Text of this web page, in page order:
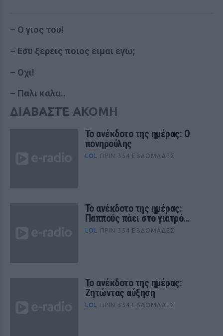
– Ο γιος του!
– Εσυ ξερεις ποιος ειμαι εγω;
– Οχι!
– Παλι καλα..
ΔΙΑΒΑΣΤΕ ΑΚΟΜΗ
Το ανέκδοτο της ημέρας: Ο
πονηρούλης
LOL ΠΡΙΝ 354 ΕΒΔΟΜΆΔΕΣ
Το ανέκδοτο της ημέρας:
Παππούς πάει στο γιατρό...
LOL ΠΡΙΝ 354 ΕΒΔΟΜΆΔΕΣ
Το ανέκδοτο της ημέρας:
Ζητώντας αύξηση
LOL ΠΡΙΝ 354 ΕΒΔΟΜΆΔΕΣ